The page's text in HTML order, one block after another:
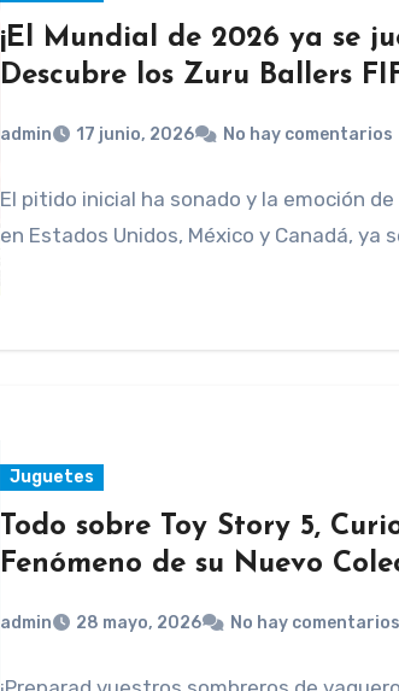
¡El Mundial de 2026 ya se
Descubre los Zuru Ballers
admin 17 junio, 2026 No hay comentarios
El pitido inicial ha sonado y la emoción
en Estados Unidos, México y Canadá, ya
Juguetes
Todo sobre Toy Story 5,
Fenómeno de su Nuevo
admin 28 mayo, 2026 No hay comentarios